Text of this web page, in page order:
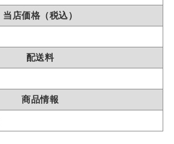
当店価格（税込）
配送料
商品情報